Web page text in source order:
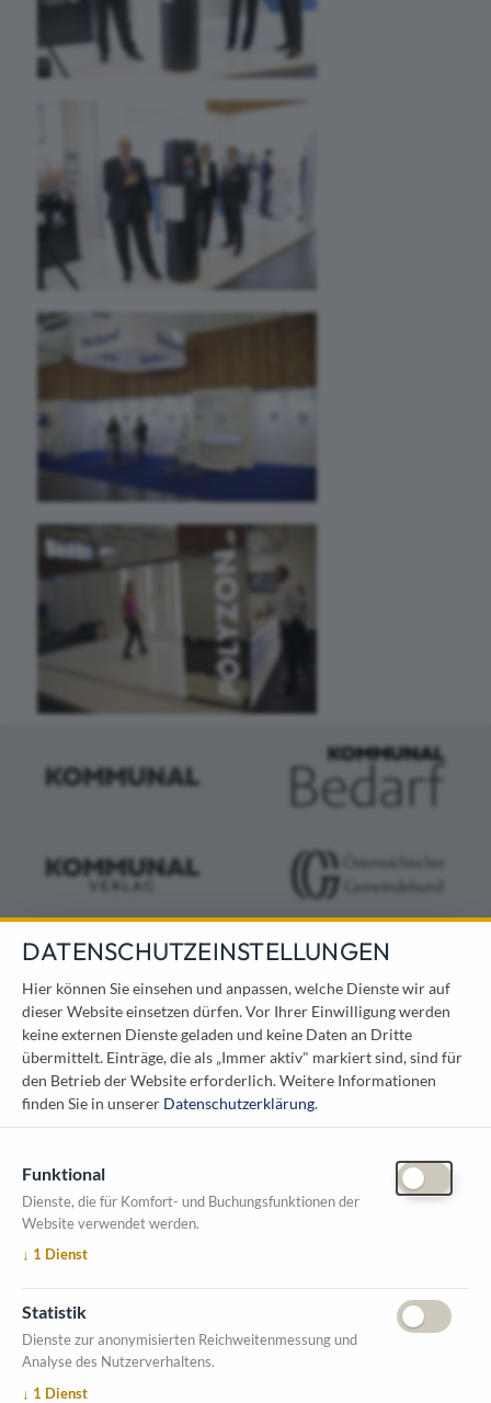
KONTAKT
Österreichischer Kommunal-Verlag GmbH
Löwelstraße 6 / 2. Stock
1010 Wien
messe@kommunal.at
ÖFFNUNGSZEITEN MESSE
1. Oktober 2026, 9-17 Uhr
2. Oktober 2026, 9-16 Uhr
VERANSTALTUNGSORT
Salzburger Messe
Messezentrum 1
DATENSCHUTZEINSTELLUNGEN
Hier können Sie einsehen und anpassen, welche Dienste wir auf
dieser Website einsetzen dürfen. Vor Ihrer Einwilligung werden
keine externen Dienste geladen und keine Daten an Dritte
übermittelt. Einträge, die als „Immer aktiv" markiert sind, sind für
den Betrieb der Website erforderlich.Weitere Informationen
finden Sie in unserer Datenschutzerklärung.
Funktional
Dienste, die für Komfort- und Buchungsfunktionen der
Website verwendet werden.
↓ 1 Dienst
Statistik
Dienste zur anonymisierten Reichweitenmessung und
Analyse des Nutzerverhaltens.
↓ 1 Dienst